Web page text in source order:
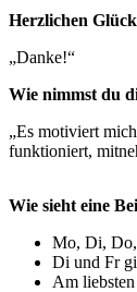
Herzlichen
„Danke!“
Wie nimmst du
„Es motiviert
funktioniert,
Wie sieht eine
Mo, Di, Do,
Di und Fr
Am